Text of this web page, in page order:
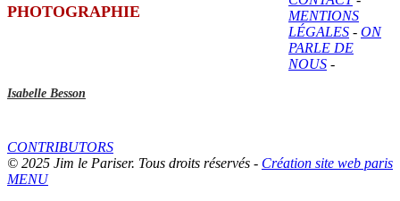
PHOTOGRAPHIE
Isabelle Besson
MENTIONS
LÉGALES - ON
PARLE DE
NOUS -
CONTRIBUTORS
© 2025 Jim le Pariser. Tous droits réservés - Création site web paris
MENU